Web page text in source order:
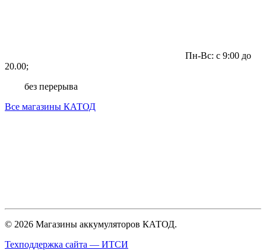
Пн-Вс: с 9:00 до
20.00;
без перерыва
Все магазины КАТОД
© 2026 Магазины аккумуляторов КАТОД.
Техподдержка сайта — ИТСИ